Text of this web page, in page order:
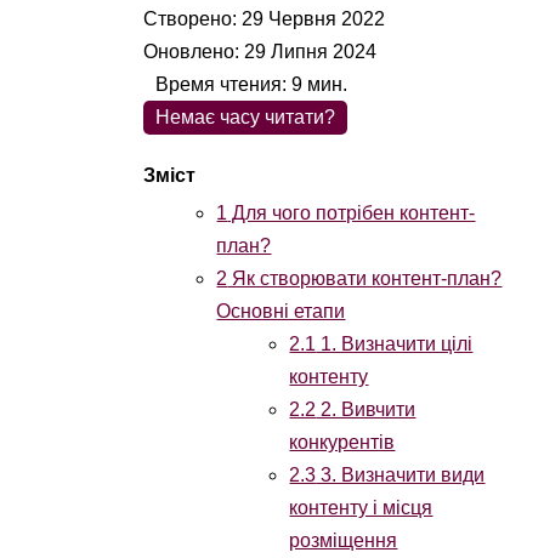
Створено: 29 Червня 2022
Оновлено: 29 Липня 2024
Немає часу читати?
1 Для чого потрібен контент-
план?
2 Як створювати контент-план?
Основні етапи
2.1 1. Визначити цілі
контенту
2.2 2. Вивчити
конкурентів
2.3 3. Визначити види
контенту і місця
розміщення
Время чтения:9 мин.